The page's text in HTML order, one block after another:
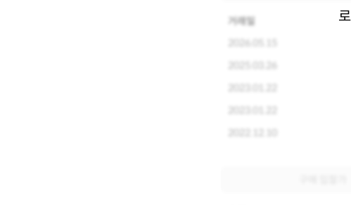
거래일
2026.05.15
2025.03.26